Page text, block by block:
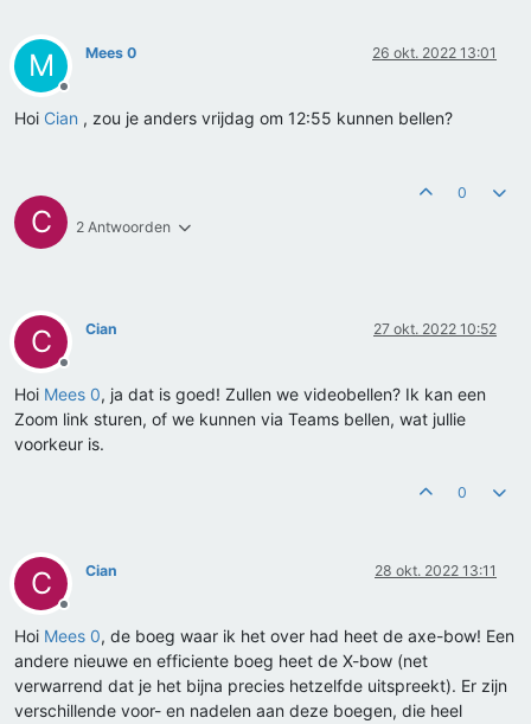
M
Offline
Mees 0 26 okt. 2022 13:01
Hoi Cian , zou je anders vrijdag om 12:55 kunnen bellen?
C 2 Antwoorden
0
C
Offline
Cian 27 okt. 2022 10:52
Hoi Mees 0, ja dat is goed! Zullen we videobellen? Ik kan een
Zoom link sturen, of we kunnen via Teams bellen, wat jullie
voorkeur is.
0
C
Offline
Cian 28 okt. 2022 13:11
Hoi Mees 0, de boeg waar ik het over had heet de axe-bow! Een
andere nieuwe en efficiente boeg heet de X-bow (net
verwarrend dat je het bijna precies hetzelfde uitspreekt). Er zijn
verschillende voor- en nadelen aan deze boegen, die heel